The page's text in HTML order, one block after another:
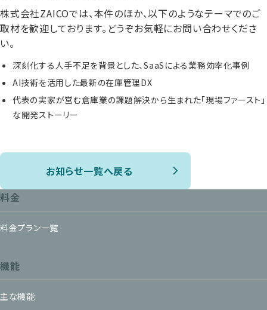
株式会社ZAICOでは、本件のほか、以下のようなテーマでのご
取材を歓迎しております。どうぞお気軽にお問い合わせくださ
い。
深刻化する人手不足を背景とした、SaaSによる業務効率化事例
AI技術を活用した最新の在庫管理DX
代表の実家が営む倉庫業の課題解決から生まれた「現場ファースト」
な開発ストーリー
お知らせ一覧へ戻る
料金
料金プラン一覧
機能
主な機能